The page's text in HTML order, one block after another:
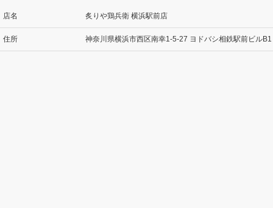
店名 炙りや鶏兵衛 横浜駅前店
住所 神奈川県横浜市西区南幸1-5-27 ヨドバシ相鉄駅前ビルB1